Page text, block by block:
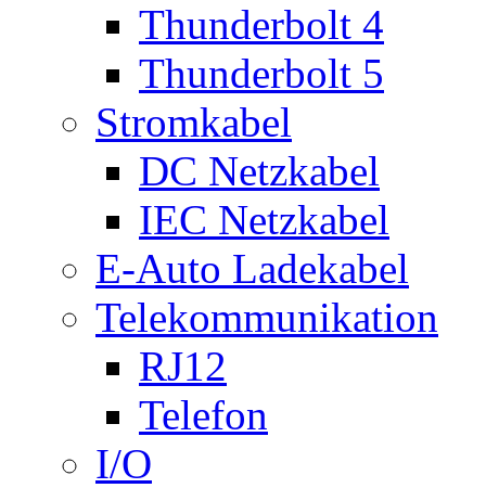
Thunderbolt 4
Thunderbolt 5
Stromkabel
DC Netzkabel
IEC Netzkabel
E-Auto Ladekabel
Telekommunikation
RJ12
Telefon
I/O